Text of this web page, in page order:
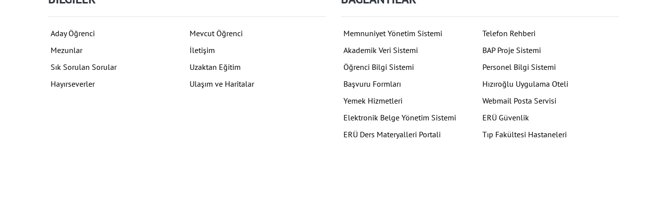
Aday Öğrenci
Mevcut Öğrenci
Mezunlar
İletişim
Sık Sorulan Sorular
Uzaktan Eğitim
Hayırseverler
Ulaşım ve Haritalar
Memnuniyet Yönetim Sistemi
Telefon Rehberi
Akademik Veri Sistemi
BAP Proje Sistemi
Öğrenci Bilgi Sistemi
Personel Bilgi Sistemi
Başvuru Formları
Hızıroğlu Uygulama Oteli
Yemek Hizmetleri
Webmail Posta Servisi
Elektronik Belge Yönetim Sistemi
ERÜ Güvenlik
ERÜ Ders Materyalleri Portali
Tıp Fakültesi Hastaneleri